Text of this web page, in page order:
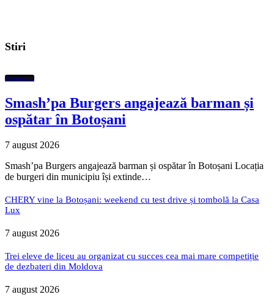
Stiri
Economic
Smash’pa Burgers angajează barman și
ospătar în Botoșani
7 august 2026
Smash’pa Burgers angajează barman și ospătar în Botoșani Locația
de burgeri din municipiu își extinde…
CHERY vine la Botoșani: weekend cu test drive și tombolă la Casa
Lux
7 august 2026
Trei eleve de liceu au organizat cu succes cea mai mare competiție
de dezbateri din Moldova
7 august 2026